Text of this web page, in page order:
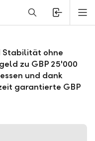
für 1 Monat
Stabilität ohne
zu GBP 25'000
und dank
garantierte GBP